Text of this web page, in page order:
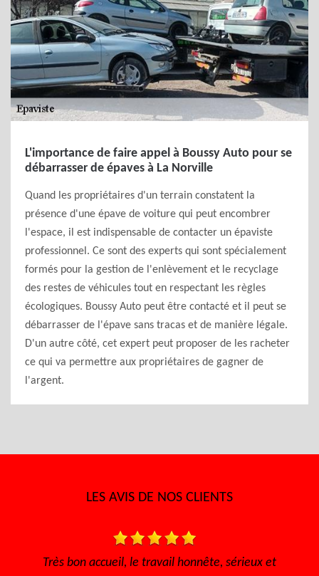
L'importance de faire appel à Boussy Auto pour se
débarrasser de épaves à La Norville
Quand les propriétaires d'un terrain constatent la
présence d'une épave de voiture qui peut encombrer
l'espace, il est indispensable de contacter un épaviste
professionnel. Ce sont des experts qui sont spécialement
formés pour la gestion de l'enlèvement et le recyclage
des restes de véhicules tout en respectant les règles
écologiques. Boussy Auto peut être contacté et il peut se
débarrasser de l'épave sans tracas et de manière légale.
D'un autre côté, cet expert peut proposer de les racheter
ce qui va permettre aux propriétaires de gagner de
l'argent.
LES AVIS DE NOS CLIENTS
honnête, sérieux et
Très bon accueil Des gens